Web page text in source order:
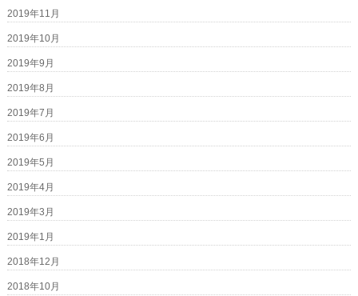
2019年11月
2019年10月
2019年9月
2019年8月
2019年7月
2019年6月
2019年5月
2019年4月
2019年3月
2019年1月
2018年12月
2018年10月